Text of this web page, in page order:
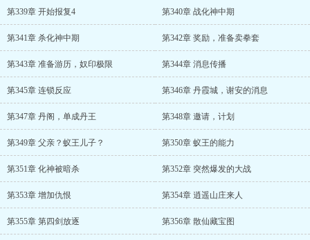
第339章 开始报复4 第340章 战化神中期
第341章 杀化神中期 第342章 奖励，准备卖拳套
第343章 准备游历，奴印极限 第344章 消息传播
第345章 连锁反应 第346章 丹霞城，谢安的消息
第347章 丹阁，单成丹王 第348章 邀请，计划
第349章 父亲？蚁王儿子？ 第350章 蚁王的能力
第351章 化神被暗杀 第352章 突然爆发的大战
第353章 增加仇恨 第354章 逍遥山庄来人
第355章 第四剑放逐 第356章 散仙藏宝图